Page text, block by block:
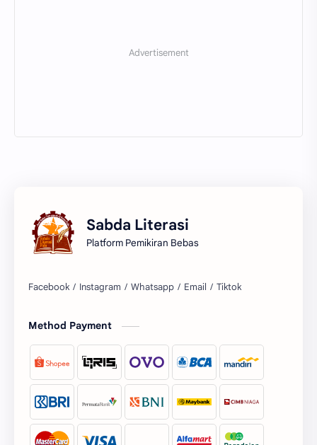
Sabda Literasi
Platform Pemikiran Bebas
Facebook Instagram Whatsapp Email Tiktok
Method Payment